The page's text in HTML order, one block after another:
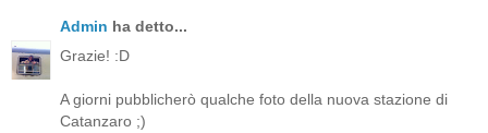
Admin ha detto...
Grazie! :D
A giorni pubblicherò qualche foto della nuova stazione di
Catanzaro ;)